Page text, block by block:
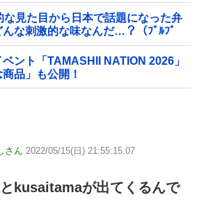
な見た目から日本で話題になった弁
な刺激的な味なんだ…？（ﾌﾞﾙﾌﾞ
ベント「TAMASHII NATION 2026」
品」も公開！
さん 2022/05/15(日) 21:55:15.07
kusaitamaが出てくるんで